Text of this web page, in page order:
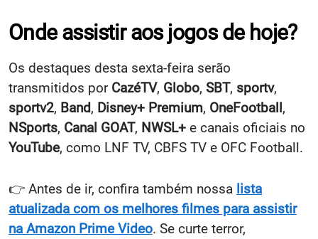
Onde assistir aos jogos de hoje?
Os destaques desta sexta-feira serão
transmitidos por CazéTV, Globo, SBT, sportv,
sportv2, Band, Disney+ Premium, OneFootball,
NSports, Canal GOAT, NWSL+ e canais oficiais no
YouTube, como LNF TV, CBFS TV e OFC Football.
👉 Antes de ir, confira também nossa lista
atualizada com os melhores filmes para assistir
na Amazon Prime Video. Se curte terror,